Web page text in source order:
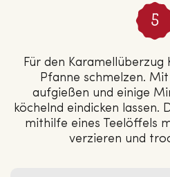
Für den Karamellüberzug
Pfanne schmelzen.
aufgießen und einige
köchelnd eindicken lassen.
mithilfe eines Teelöffels
verzieren und